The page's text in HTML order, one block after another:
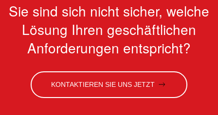
Sie sind sich nicht sicher, welche
Lösung Ihren geschäftlichen
Anforderungen entspricht?
KONTAKTIEREN SIE UNS JETZT